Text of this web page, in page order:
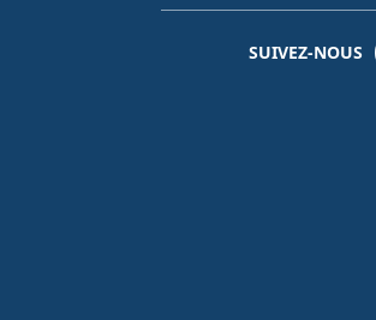
SUIVEZ-NOUS